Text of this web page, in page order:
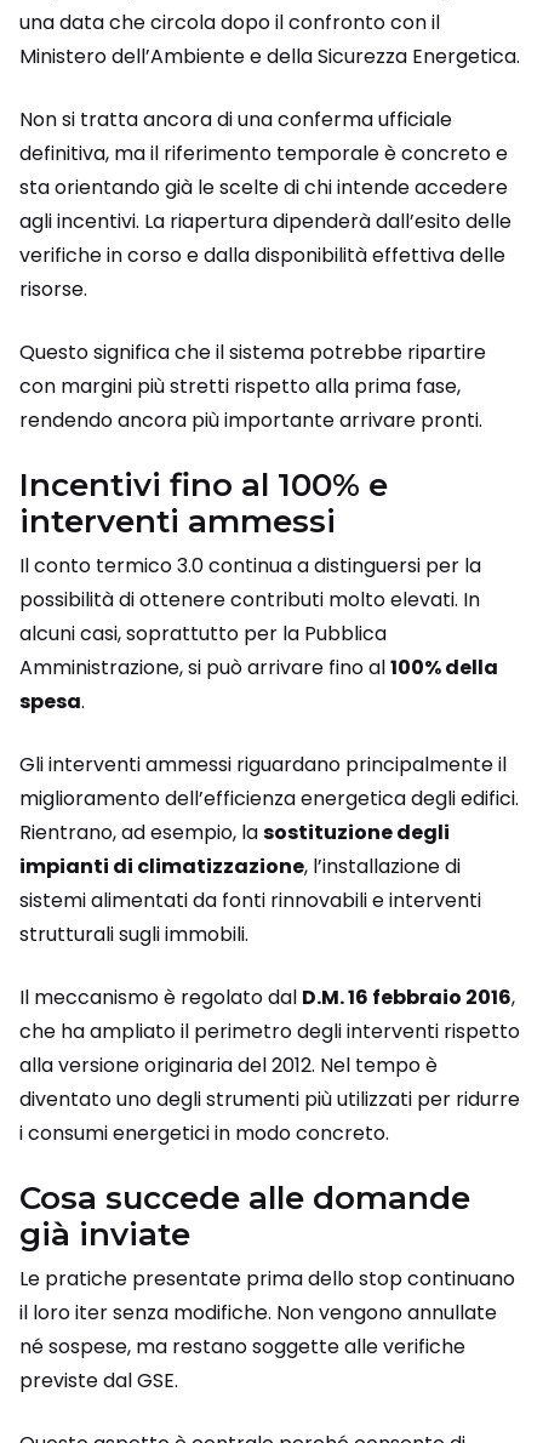
una data che circola dopo il confronto con il
Ministero dell’Ambiente e della Sicurezza Energetica.
Non si tratta ancora di una conferma ufficiale
definitiva, ma il riferimento temporale è concreto e
sta orientando già le scelte di chi intende accedere
agli incentivi. La riapertura dipenderà dall’esito delle
verifiche in corso e dalla disponibilità effettiva delle
risorse.
Questo significa che il sistema potrebbe ripartire
con margini più stretti rispetto alla prima fase,
rendendo ancora più importante arrivare pronti.
Incentivi fino al 100% e
interventi ammessi
Il conto termico 3.0 continua a distinguersi per la
possibilità di ottenere contributi molto elevati. In
alcuni casi, soprattutto per la Pubblica
Amministrazione, si può arrivare fino al100% della
spesa.
Gli interventi ammessi riguardano principalmente il
miglioramento dell’efficienza energetica degli edifici.
Rientrano, ad esempio, lasostituzione degli
impianti di climatizzazione, l’installazione di
sistemi alimentati da fonti rinnovabili e interventi
strutturali sugli immobili.
Il meccanismo è regolato dal D.M. 16 febbraio 2016,
che ha ampliato il perimetro degli interventi rispetto
alla versione originaria del 2012. Nel tempo è
diventato uno degli strumenti più utilizzati per ridurre
i consumi energetici in modo concreto.
Cosa succede alle domande
già inviate
Le pratiche presentate prima dello stop continuano
il loro iter senza modifiche. Non vengono annullate
né sospese, ma restano soggette alle verifiche
previste dal GSE.